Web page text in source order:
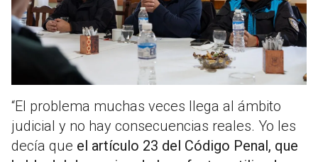
“El problema muchas veces llega al ámbito
judicial y no hay consecuencias reales. Yo les
decía que el artículo 23 del Código Penal, que